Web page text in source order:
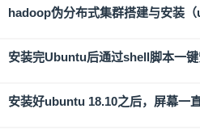
hadoop伪分布式集群搭建与安装（
安装完Ubuntu后通过shell脚本一
安装好ubuntu 18.10之后，屏幕一